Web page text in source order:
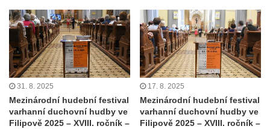
31. 8. 2025
Mezinárodní hudební festival
varhanní duchovní hudby ve
Filipově 2025 – XVIII. ročník –
17. 8. 2025
Mezinárodní hudební festival
varhanní duchovní hudby ve
Filipově 2025 – XVIII. ročník –